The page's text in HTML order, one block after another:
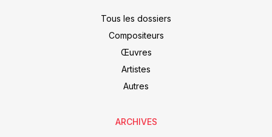
Tous les dossiers
Compositeurs
Œuvres
Artistes
Autres
ARCHIVES